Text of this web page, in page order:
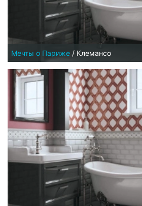
Мечты о Париже / Клемансо